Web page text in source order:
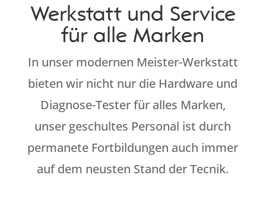
Werkstatt und Service
für alle Marken
In unser modernen Meister-Werkstatt
bieten wir nicht nur die Hardware und
Diagnose-Tester für alles Marken,
unser geschultes Personal ist durch
permanete Fortbildungen auch immer
auf dem neusten Stand der Tecnik.